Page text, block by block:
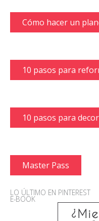
Cómo hacer un
10 pasos para
10 pasos para
Master Pass
LO ÚLTIMO EN PINTEREST
E-BOOK